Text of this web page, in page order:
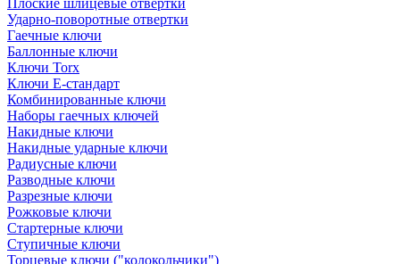
Плоские шлицевые отвертки
Ударно-поворотные отвертки
Гаечные ключи
Баллонные ключи
Ключи Torx
Ключи Е-стандарт
Комбинированные ключи
Наборы гаечных ключей
Накидные ключи
Накидные ударные ключи
Радиусные ключи
Разводные ключи
Разрезные ключи
Рожковые ключи
Стартерные ключи
Ступичные ключи
Торцевые ключи ("колокольчики")